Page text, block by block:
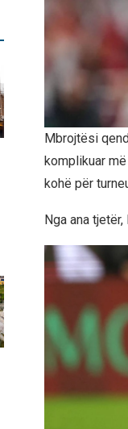
Mbrojtësi
komplikuar
kohë për
Nga ana